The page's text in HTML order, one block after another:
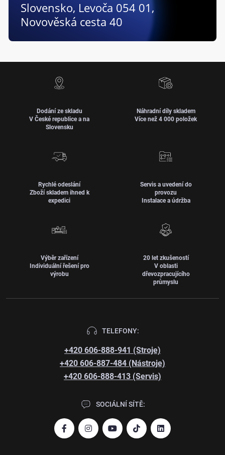
Slovensko, Levoča 054 01,
Novověská cesta 40
Dodání ze skladu
V České republice a na
Slovensku
Náhradní díly skladem
Více než 4 000 položek
Rychlé odeslání
Zboží skladem ihned k
expedici
Servis a uvedení do
provozu
Instalace a údržba
Výběr zařízení
Individuální řešení pro
výrobu
20 let zkušeností
V oblasti
dřevozpracujícího
průmyslu
TELEFONY:
+420 606-888-941 (Stroje)
+420 606-887-484 (Nástroje)
+420 606-888-413 (Servis)
SOCIÁLNÍ SÍTĚ: